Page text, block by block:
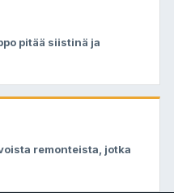
pitää siistinä ja
remonteista, jotka